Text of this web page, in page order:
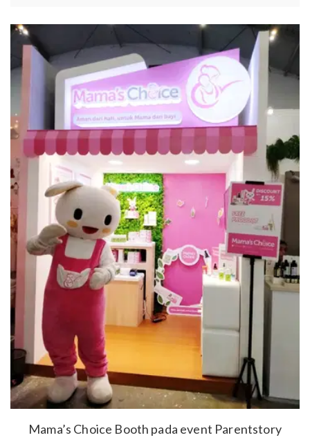
Mama’s Choice Booth pada event Parentstory